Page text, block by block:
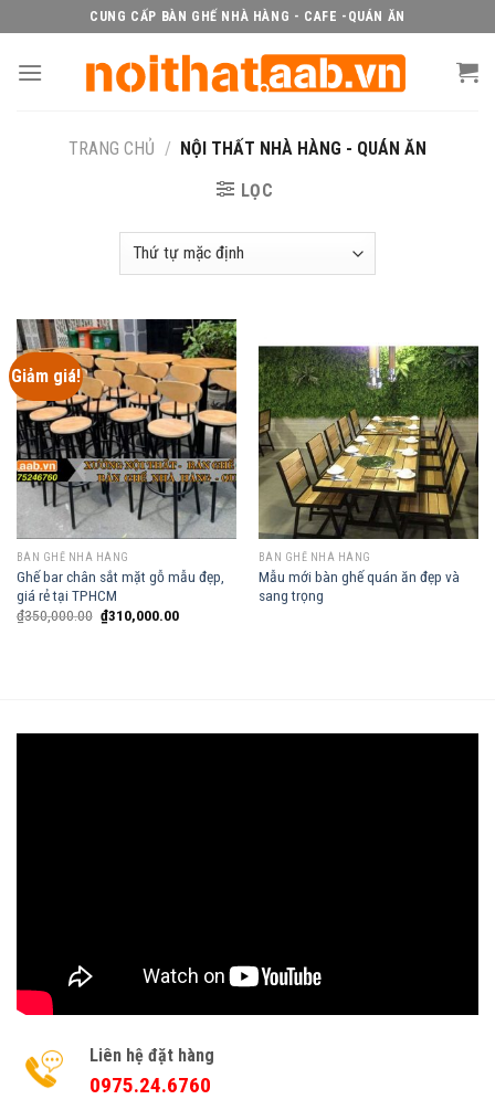
content
CUNG CẤP BÀN GHẾ NHÀ HÀNG - CAFE -QUÁN ĂN
TRANG CHỦ / NỘI THẤT NHÀ HÀNG - QUÁN ĂN
LỌC
Giảm giá!
BÀN GHẾ NHÀ HÀNG
Ghế bar chân sắt mặt gỗ mẫu đẹp,
giá rẻ tại TPHCM
₫350,000.00 ₫310,000.00
BÀN GHẾ NHÀ HÀNG
Mẫu mới bàn ghế quán ăn đẹp và
sang trọng
Liên hệ đặt hàng
0975.24.6760